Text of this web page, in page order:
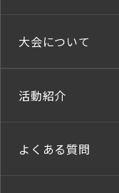
大会について
活動紹介
よくある質問